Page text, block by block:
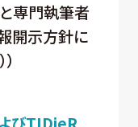
専門執筆者
開示方針に